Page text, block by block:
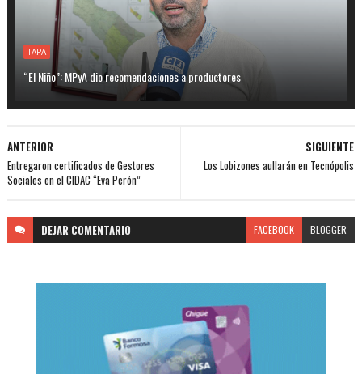
TAPA
“El Niño”: MPyA dio recomendaciones a productores
SIGUIENTE
Los Lobizones aullarán en Tecnópolis
ANTERIOR
Entregaron certificados de Gestores
Sociales en el CIDAC “Eva Perón”
DEJAR COMENTARIO FACEBOOK BLOGGER